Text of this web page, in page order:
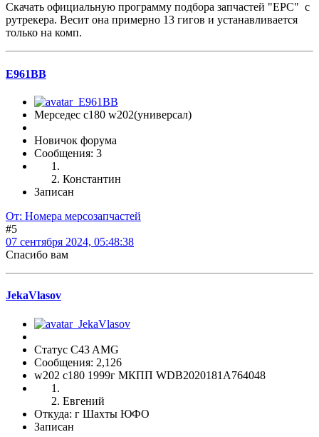
Скачать официальную программу подбора запчастей "EPC" с
рутрекера. Весит она примерно 13 гигов и устанавливается
только на комп.
Е961ВВ
Мерседес с180 w202(универсал)
Новичок форума
Сообщения: 3
Константин
Записан
От: Номера мерсозапчастей
#5
07 сентября 2024, 05:48:38
Спасибо вам
JekaVlasov
Статус C43 AMG
Сообщения: 2,126
w202 c180 1999г МКПП WDB2020181A764048
Евгений
Откуда: г Шахты ЮФО
Записан